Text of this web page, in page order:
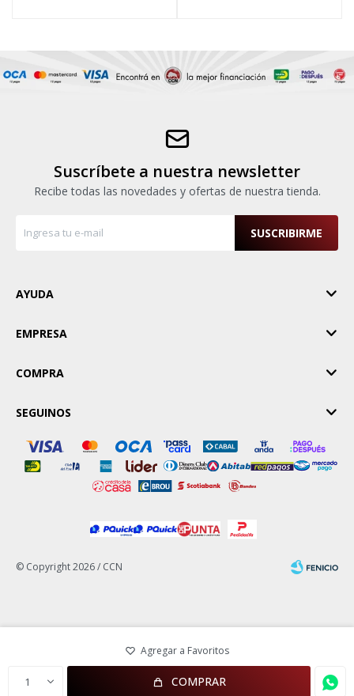
1 COMPRAR
Suscríbete a nuestra newsletter
Recibe todas las novedades y ofertas de nuestra tienda.
SUSCRIBIRME
AYUDA
EMPRESA
COMPRA
SEGUINOS
© Copyright 2026 / CCN
Fenicio